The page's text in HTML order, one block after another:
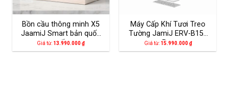
Bồn cầu thông minh X5
JaamiJ Smart bản quốc
tế
Giá từ: 13.990.000₫
Máy Cấp Khí Tươi Treo
Tường JamiJ ERV-B150
Pro
Giá từ: 15.990.000₫